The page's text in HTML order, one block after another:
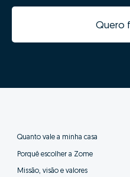
Quero
Quanto vale a minha casa
Porquê escolher a Zome
Missão, visão e valores